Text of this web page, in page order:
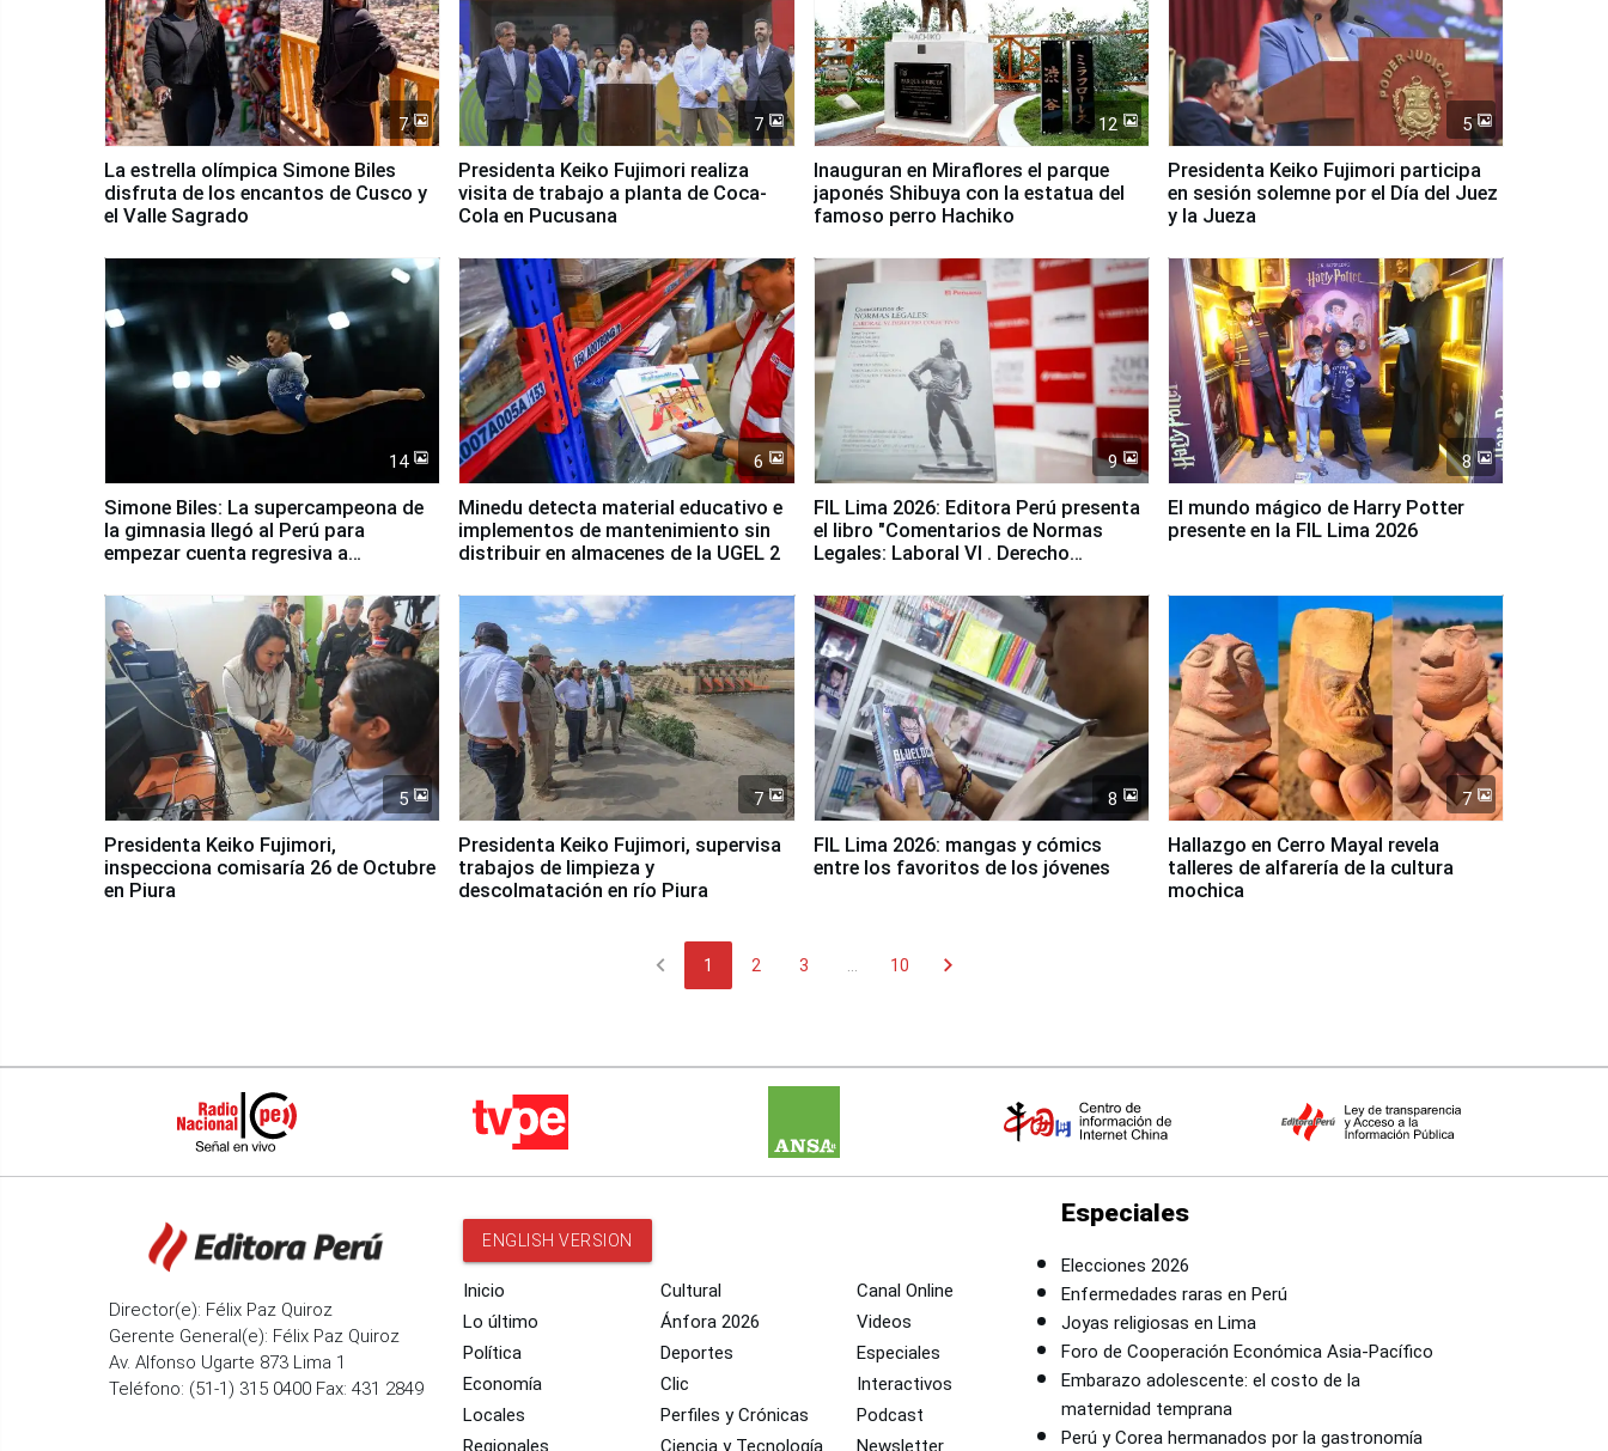
7
La estrella olímpica Simone Biles
disfruta de los encantos de Cusco y
el Valle Sagrado
7
Presidenta Keiko Fujimori realiza
visita de trabajo a planta de Coca-
Cola en Pucusana
12
Inauguran en Miraflores el parque
japonés Shibuya con la estatua del
famoso perro Hachiko
5
Presidenta Keiko Fujimori participa
en sesión solemne por el Día del Juez
y la Jueza
14
Simone Biles: La supercampeona de
la gimnasia llegó al Perú para
empezar cuenta regresiva a
6
Minedu detecta material educativo e
implementos de mantenimiento sin
distribuir en almacenes de la UGEL 2
9
FIL Lima 2026: Editora Perú presenta
el libro "Comentarios de Normas
Legales: Laboral Vl . Derecho
8
El mundo mágico de Harry Potter
presente en la FIL Lima 2026
5
Presidenta Keiko Fujimori,
inspecciona comisaría 26 de Octubre
en Piura
7
Presidenta Keiko Fujimori, supervisa
trabajos de limpieza y
descolmatación en río Piura
8
FIL Lima 2026: mangas y cómics
entre los favoritos de los jóvenes
7
Hallazgo en Cerro Mayal revela
talleres de alfarería de la cultura
mochica
chevron_left 1 2 3 10 chevron_right
Director(e): Félix Paz Quiroz
Gerente General(e): Félix Paz Quiroz
Av. Alfonso Ugarte 873 Lima 1
Teléfono: (51-1) 315 0400 Fax: 431 2849
ENGLISH VERSION
Inicio
Lo último
Política
Economía
Locales
Regionales
Cultural
Ánfora 2026
Deportes
Clic
Perfiles y Crónicas
Ciencia y Tecnología
Canal Online
Videos
Especiales
Interactivos
Podcast
Newsletter
Especiales
Elecciones 2026
Enfermedades raras en Perú
Joyas religiosas en Lima
Foro de Cooperación Económica Asia-Pacífico
Embarazo adolescente: el costo de la
maternidad temprana
Perú y Corea hermanados por la gastronomía